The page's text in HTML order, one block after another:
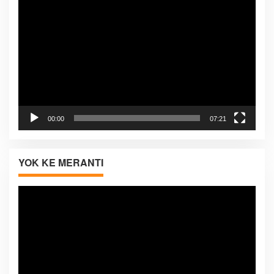
00:00 07:21
YOK KE MERANTI